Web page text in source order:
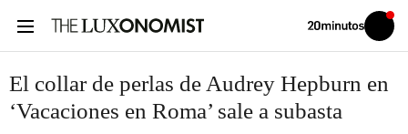
Volver
Iniciar
sesión
El collar de perlas de Audrey Hepburn en
‘Vacaciones en Roma’ sale a subasta